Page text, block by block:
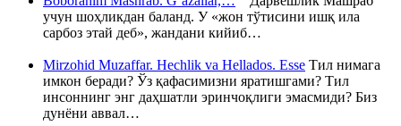
учун шоҳликдан баланд. У «жон тўтисини ишқ ила
сарбоз этай деб», жандани кийиб…
Mirzohid Muzaffar. Hechlik va Hellados. Esse Тил нимага
имкон беради? Ўз қафасимизни яратишгами? Тил
инсоннинг энг даҳшатли эринчоқлиги эмасмиди? Биз
дунёни аввал…